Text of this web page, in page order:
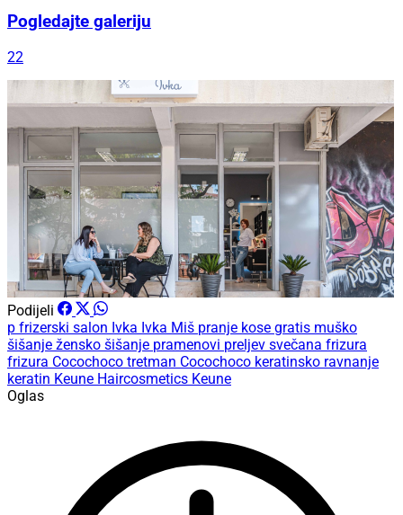
Pogledajte galeriju
22
Podijeli
p frizerski salon Ivka Ivka Miš pranje kose gratis muško
šišanje žensko šišanje pramenovi preljev svečana frizura
frizura Cocochoco tretman Cocochoco keratinsko ravnanje
keratin Keune Haircosmetics Keune
Oglas